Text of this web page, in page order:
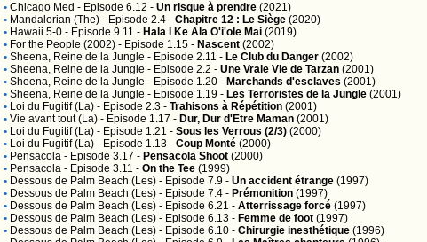
• Chicago Med - Episode 6.12 - Un risque à prendre (2021)
• Mandalorian (The) - Episode 2.4 - Chapitre 12 : Le Siège (2020)
• Hawaii 5-0 - Episode 9.11 - Hala I Ke Ala O'i'ole Mai (2019)
• For the People (2002) - Episode 1.15 - Nascent (2002)
• Sheena, Reine de la Jungle - Episode 2.11 - Le Club du Danger (2002)
• Sheena, Reine de la Jungle - Episode 2.2 - Une Vraie Vie de Tarzan (2001)
• Sheena, Reine de la Jungle - Episode 1.20 - Marchands d'esclaves (2001)
• Sheena, Reine de la Jungle - Episode 1.19 - Les Terroristes de la Jungle (2001)
• Loi du Fugitif (La) - Episode 2.3 - Trahisons à Répétition (2001)
• Vie avant tout (La) - Episode 1.17 - Dur, Dur d'Etre Maman (2001)
• Loi du Fugitif (La) - Episode 1.21 - Sous les Verrous (2/3) (2000)
• Loi du Fugitif (La) - Episode 1.13 - Coup Monté (2000)
• Pensacola - Episode 3.17 - Pensacola Shoot (2000)
• Pensacola - Episode 3.11 - On the Tee (1999)
• Dessous de Palm Beach (Les) - Episode 7.9 - Un accident étrange (1997)
• Dessous de Palm Beach (Les) - Episode 7.4 - Prémonition (1997)
• Dessous de Palm Beach (Les) - Episode 6.21 - Atterrissage forcé (1997)
• Dessous de Palm Beach (Les) - Episode 6.13 - Femme de foot (1997)
• Dessous de Palm Beach (Les) - Episode 6.10 - Chirurgie inesthétique (1996)